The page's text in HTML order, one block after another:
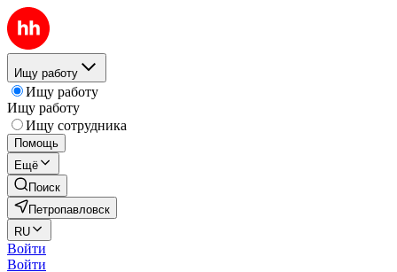
Ищу работу
Ищу работу
Ищу работу
Ищу сотрудника
Помощь
Ещё
Поиск
Петропавловск
RU
Войти
Войти